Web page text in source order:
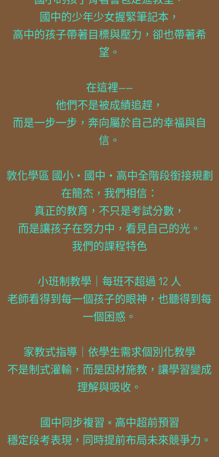
國中的少年少女握緊筆記本，
高中的孩子帶著目標與壓力，卻也帶著希
望。
在這裡——
他們不是被成績追趕，
而是一步一步，奔向屬於自己的幸福與自
信。
敦化學區 國小・國中・高中全階段銜接規劃
在簡杰，我們相信：
真正的教育，不只是考試分數，
而是讓孩子在努力中，看見自己的光。
我們的課程特色
小班制教學｜每班不超過 12 人
老師看得到每一個孩子的眼神，也聽得到每
一個困惑。
家教式指導｜依學生需求個別化教學
不是制式灌輸，而是因材施教，讓學習變成
理解與吸收。
國中同步複習 × 高中超前預習
穩定段考表現，同時提前布局未來競爭力。